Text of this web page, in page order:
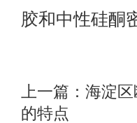
胶和中性硅酮
上一篇： 海淀
的特点